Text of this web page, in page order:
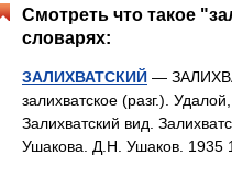
Смотреть что такое
словарях:
ЗАЛИХВАТСКИЙ —
залихватское (разг.).
Залихватский вид.
Ушакова. Д.Н. Ушаков.